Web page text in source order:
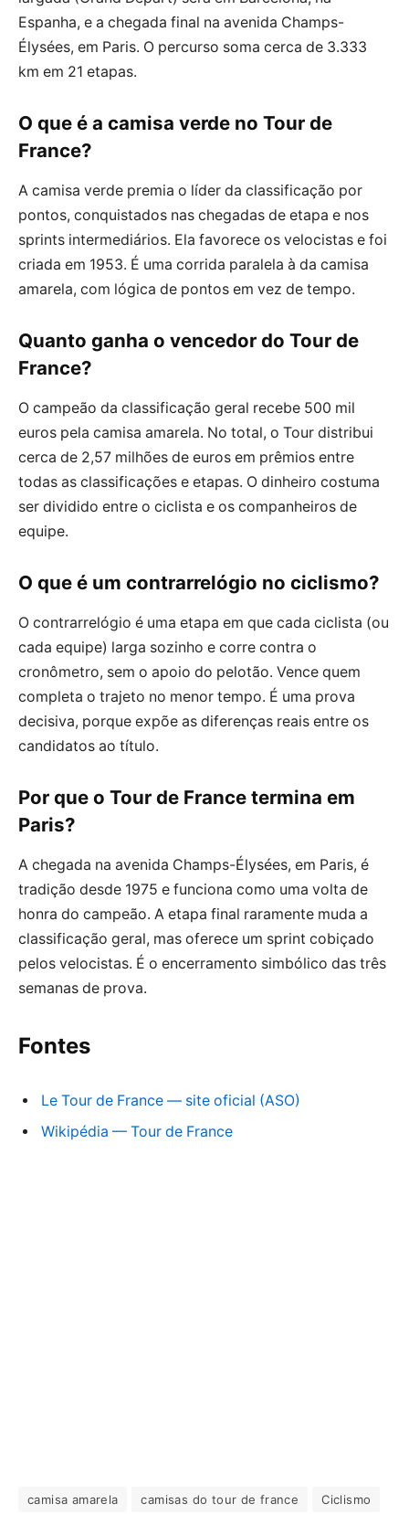
Espanha, e a chegada final na avenida Champs-
Élysées, em Paris. O percurso soma cerca de 3.333
km em 21 etapas.
O que é a camisa verde no Tour de
France?
A camisa verde premia o líder da classificação por
pontos, conquistados nas chegadas de etapa e nos
sprints intermediários. Ela favorece os velocistas e foi
criada em 1953. É uma corrida paralela à da camisa
amarela, com lógica de pontos em vez de tempo.
Quanto ganha o vencedor do Tour de
France?
O campeão da classificação geral recebe 500 mil
euros pela camisa amarela. No total, o Tour distribui
cerca de 2,57 milhões de euros em prêmios entre
todas as classificações e etapas. O dinheiro costuma
ser dividido entre o ciclista e os companheiros de
equipe.
O que é um contrarrelógio no ciclismo?
O contrarrelógio é uma etapa em que cada ciclista (ou
cada equipe) larga sozinho e corre contra o
cronômetro, sem o apoio do pelotão. Vence quem
completa o trajeto no menor tempo. É uma prova
decisiva, porque expõe as diferenças reais entre os
candidatos ao título.
Por que o Tour de France termina em
Paris?
A chegada na avenida Champs-Élysées, em Paris, é
tradição desde 1975 e funciona como uma volta de
honra do campeão. A etapa final raramente muda a
classificação geral, mas oferece um sprint cobiçado
pelos velocistas. É o encerramento simbólico das três
semanas de prova.
Fontes
Le Tour de France — site oficial (ASO)
Wikipédia — Tour de France
camisa amarela camisas do tour de france Ciclismo